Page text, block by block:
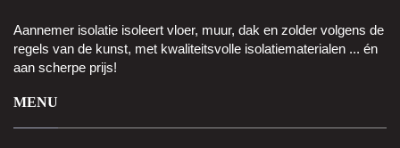
Aannemer isolatie isoleert vloer, muur, dak en zolder volgens de
regels van de kunst, met kwaliteitsvolle isolatiematerialen ... én
aan scherpe prijs!
MENU